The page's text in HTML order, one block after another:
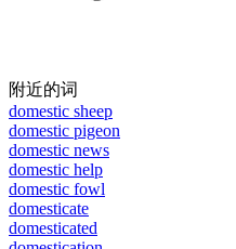
附近的词
domestic sheep
domestic pigeon
domestic news
domestic help
domestic fowl
domesticate
domesticated